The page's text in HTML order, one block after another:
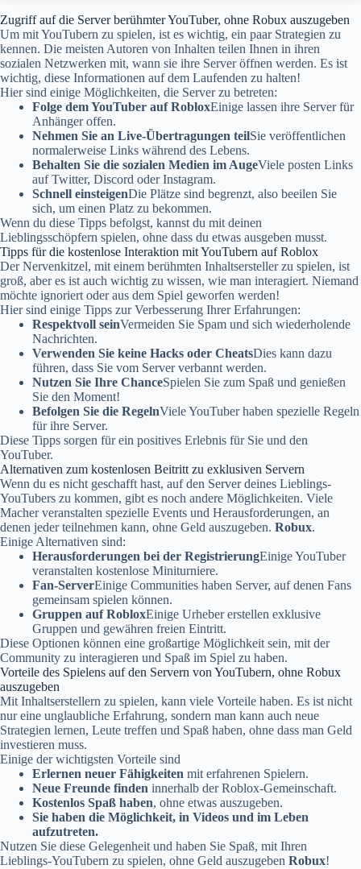
Zugriff auf die Server berühmter YouTuber, ohne Robux auszugeben
Um mit YouTubern zu spielen, ist es wichtig, ein paar Strategien zu
kennen. Die meisten Autoren von Inhalten teilen Ihnen in ihren
sozialen Netzwerken mit, wann sie ihre Server öffnen werden. Es ist
wichtig, diese Informationen auf dem Laufenden zu halten!
Hier sind einige Möglichkeiten, die Server zu betreten:
Folge dem YouTuber auf RobloxEinige lassen ihre Server für
Anhänger offen.
Nehmen Sie an Live-Übertragungen teilSie veröffentlichen
normalerweise Links während des Lebens.
Behalten Sie die sozialen Medien im AugeViele posten Links
auf Twitter, Discord oder Instagram.
Schnell einsteigenDie Plätze sind begrenzt, also beeilen Sie
sich, um einen Platz zu bekommen.
Wenn du diese Tipps befolgst, kannst du mit deinen
Lieblingsschöpfern spielen, ohne dass du etwas ausgeben musst.
Tipps für die kostenlose Interaktion mit YouTubern auf Roblox
Der Nervenkitzel, mit einem berühmten Inhaltsersteller zu spielen, ist
groß, aber es ist auch wichtig zu wissen, wie man interagiert. Niemand
möchte ignoriert oder aus dem Spiel geworfen werden!
Hier sind einige Tipps zur Verbesserung Ihrer Erfahrungen:
Respektvoll seinVermeiden Sie Spam und sich wiederholende
Nachrichten.
Verwenden Sie keine Hacks oder CheatsDies kann dazu
führen, dass Sie vom Server verbannt werden.
Nutzen Sie Ihre ChanceSpielen Sie zum Spaß und genießen
Sie den Moment!
Befolgen Sie die RegelnViele YouTuber haben spezielle Regeln
für ihre Server.
Diese Tipps sorgen für ein positives Erlebnis für Sie und den
YouTuber.
Alternativen zum kostenlosen Beitritt zu exklusiven Servern
Wenn du es nicht geschafft hast, auf den Server deines Lieblings-
YouTubers zu kommen, gibt es noch andere Möglichkeiten. Viele
Macher veranstalten spezielle Events und Herausforderungen, an
denen jeder teilnehmen kann, ohne Geld auszugeben. Robux.
Einige Alternativen sind:
Herausforderungen bei der RegistrierungEinige YouTuber
veranstalten kostenlose Miniturniere.
Fan-ServerEinige Communities haben Server, auf denen Fans
gemeinsam spielen können.
Gruppen auf RobloxEinige Urheber erstellen exklusive
Gruppen und gewähren freien Eintritt.
Diese Optionen können eine großartige Möglichkeit sein, mit der
Community zu interagieren und Spaß im Spiel zu haben.
Vorteile des Spielens auf den Servern von YouTubern, ohne Robux
auszugeben
Mit Inhaltserstellern zu spielen, kann viele Vorteile haben. Es ist nicht
nur eine unglaubliche Erfahrung, sondern man kann auch neue
Strategien lernen, Leute treffen und Spaß haben, ohne dass man Geld
investieren muss.
Einige der wichtigsten Vorteile sind
Erlernen neuer Fähigkeiten mit erfahrenen Spielern.
Neue Freunde finden innerhalb der Roblox-Gemeinschaft.
Kostenlos Spaß haben, ohne etwas auszugeben.
Sie haben die Möglichkeit, in Videos und im Leben
aufzutreten.
Nutzen Sie diese Gelegenheit und haben Sie Spaß, mit Ihren
Lieblings-YouTubern zu spielen, ohne Geld auszugeben Robux!